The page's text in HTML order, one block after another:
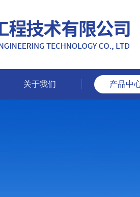
关于我们 产品中